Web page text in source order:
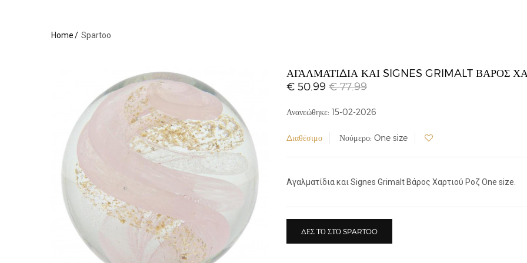
Home Spartoo
ΑΓΑΛΜΑΤΊΔΙΑ ΚΑΙ SIGNES GRIMALT ΒΆΡΟΣ
€ 50.99 € 77.99
Ανανεώθηκε: 15-02-2026
Διαθέσιμο Νούμερο: One size
Αγαλματίδια και Signes Grimalt Βάρος Χαρτιού Ροζ One size.
ΔΕΣ ΤΟ ΣΤΟ SPARTOO